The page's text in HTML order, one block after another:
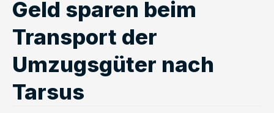
Geld sparen beim
Transport der
Umzugsgüter nach
Tarsus